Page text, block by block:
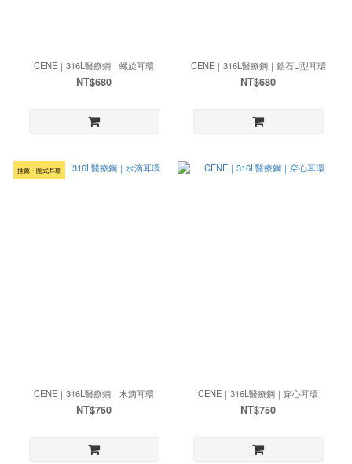
CENE｜316L醫療鋼｜螺旋耳環
NT$680
CENE｜316L醫療鋼｜鋯石U型耳環
NT$680
推薦・圈式耳環
CENE｜316L醫療鋼｜水滴耳環
NT$750
CENE｜316L醫療鋼｜穿心耳環
NT$750